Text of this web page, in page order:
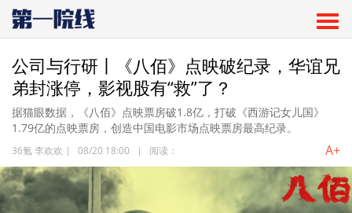
公司与行研丨《八佰》点映破纪录，华谊兄
弟封涨停，影视股有“救”了？
据猫眼数据，《八佰》点映票房破1.8亿，打破《西游记女儿国》
1.79亿的点映票房，创造中国电影市场点映票房最高纪录。
36氪 李欢欢 | 08/20 18:00 | 阅读： A+